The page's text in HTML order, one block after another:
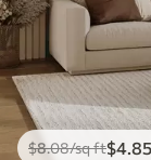
$8.08/sq ft$4.85